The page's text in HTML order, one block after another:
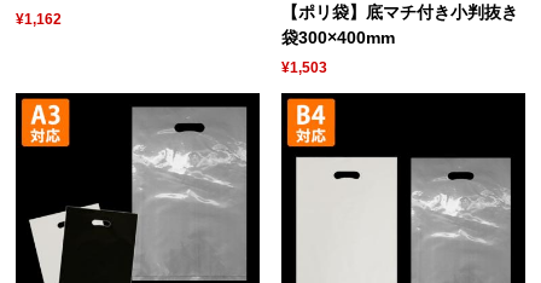
¥1,162
【ポリ袋】底マチ付き小判抜き
袋300×400mm
¥1,503